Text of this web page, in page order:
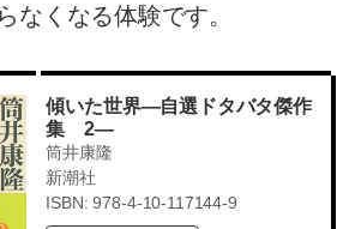
なくなる体験です。
傾いた世界―自選ドタバタ傑作
集 2―
筒井康隆
新潮社
ISBN: 978-4-10-117144-9